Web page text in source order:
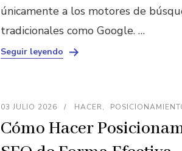
únicamente a los motores de
tradicionales como Google. …
Seguir leyendo
03 JULIO 2026 HACER
Cómo Hacer